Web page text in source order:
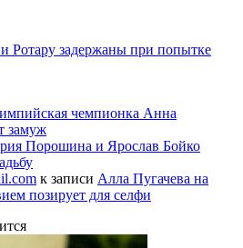
задержаны при попытке
чемпионка Анна
замуж
Порошина и Ярослав Бойко
к записи Алла Пугачева на
позирует для селфи